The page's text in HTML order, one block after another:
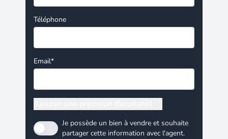
Téléphone
Email*
Je possède un bien à vendre et souhaite
partager cette information avec l'agent.